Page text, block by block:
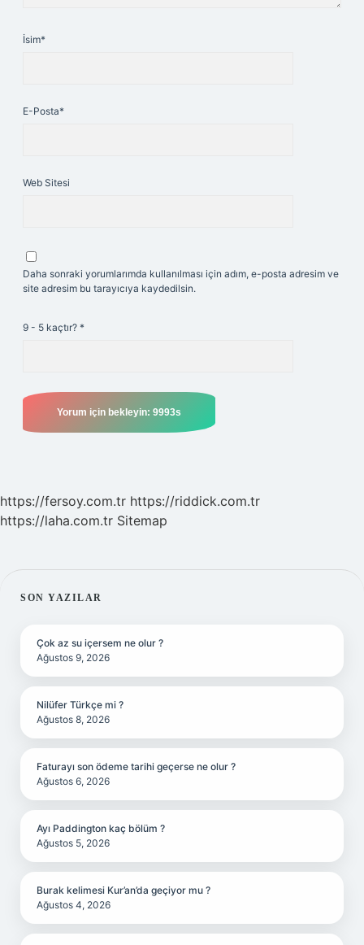
İsim*
E-Posta*
Web Sitesi
Daha sonraki yorumlarımda kullanılması için adım, e-posta adresim ve
site adresim bu tarayıcıya kaydedilsin.
9 - 5 kaçtır? *
https://fersoy.com.tr https://riddick.com.tr
https://laha.com.tr Sitemap
SIDEBAR
SON YAZILAR
Çok az su içersem ne olur ?
Ağustos 9, 2026
Nilüfer Türkçe mi ?
Ağustos 8, 2026
Faturayı son ödeme tarihi geçerse ne olur ?
Ağustos 6, 2026
Ayı Paddington kaç bölüm ?
Ağustos 5, 2026
Burak kelimesi Kur’an’da geçiyor mu ?
Ağustos 4, 2026